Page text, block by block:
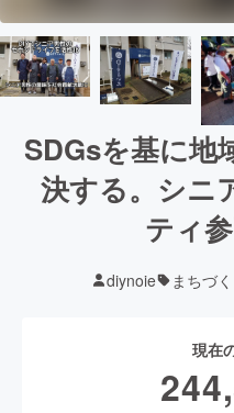
SDGsを基に地
決する。シニ
ティ参
diynoie まちづ
現在